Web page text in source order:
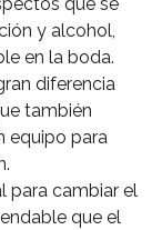
y alcohol,
en la boda.
diferencia
también
equipo para
para cambiar el
que el